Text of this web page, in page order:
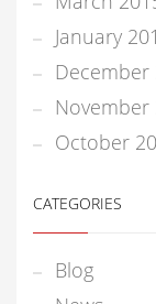
January
December
November
October
CATEGORIES
Blog